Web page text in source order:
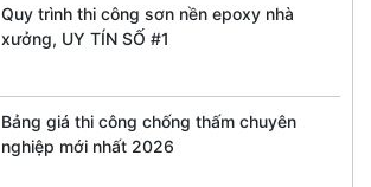
Quy trình thi công sơn nền epoxy nhà
xưởng, UY TÍN SỐ #1
Bảng giá thi công chống thấm chuyên
nghiệp mới nhất 2026